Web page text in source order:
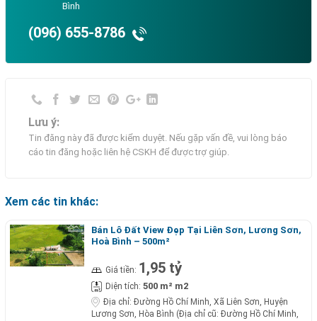
Bình
(096) 655-8786
Lưu ý:
Tin đăng này đã được kiểm duyệt. Nếu gặp vấn đề, vui lòng báo
cáo tin đăng hoặc liên hệ CSKH để được trợ giúp.
Xem các tin khác:
Bán Lô Đất View Đẹp Tại Liên Sơn, Lương Sơn,
Hoà Bình – 500m²
Giá tiền: 1,95 tỷ
Diện tích: 500 m² m2
Địa chỉ: Đường Hồ Chí Minh, Xã Liên Sơn, Huyện
Lương Sơn, Hòa Bình (Địa chỉ cũ: Đường Hồ Chí Minh,